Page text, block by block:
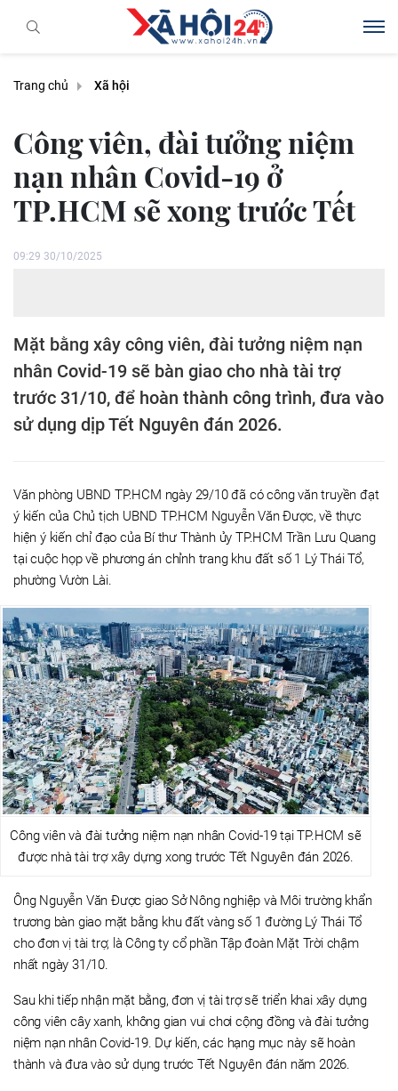
Trang chủ Xã hội
Công viên, đài tưởng niệm
nạn nhân Covid-19 ở
TP.HCM sẽ xong trước Tết
09:29 30/10/2025
Mặt bằng xây công viên, đài tưởng niệm nạn
nhân Covid-19 sẽ bàn giao cho nhà tài trợ
trước 31/10, để hoàn thành công trình, đưa vào
sử dụng dịp Tết Nguyên đán 2026.
Văn phòng UBND TP.HCM ngày 29/10 đã có công văn truyền đạt
ý kiến của Chủ tịch UBND TP.HCM Nguyễn Văn Được, về thực
hiện ý kiến chỉ đạo của Bí thư Thành ủy TP.HCM Trần Lưu Quang
tại cuộc họp về phương án chỉnh trang khu đất số 1 Lý Thái Tổ,
phường Vườn Lài.
Công viên và đài tưởng niệm nạn nhân Covid-19 tại TP.HCM sẽ
được nhà tài trợ xây dựng xong trước Tết Nguyên đán 2026.
Ông Nguyễn Văn Được giao Sở Nông nghiệp và Môi trường khẩn
trương bàn giao mặt bằng khu đất vàng số 1 đường Lý Thái Tổ
cho đơn vị tài trợ, là Công ty cổ phần Tập đoàn Mặt Trời chậm
nhất ngày 31/10.
Sau khi tiếp nhận mặt bằng, đơn vị tài trợ sẽ triển khai xây dựng
công viên cây xanh, không gian vui chơi cộng đồng và đài tưởng
niệm nạn nhân Covid-19. Dự kiến, các hạng mục này sẽ hoàn
thành và đưa vào sử dụng trước Tết Nguyên đán năm 2026.